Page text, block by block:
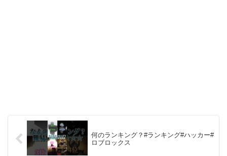
何のランキング？#ランキング#ハッカー#
ロブロックス